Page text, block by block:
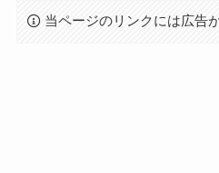
当ページのリンクには広告